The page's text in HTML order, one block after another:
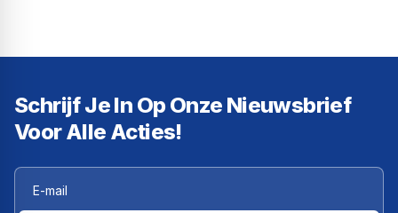
Schrijf Je In Op Onze Nieuwsbrief
Voor Alle Acties!